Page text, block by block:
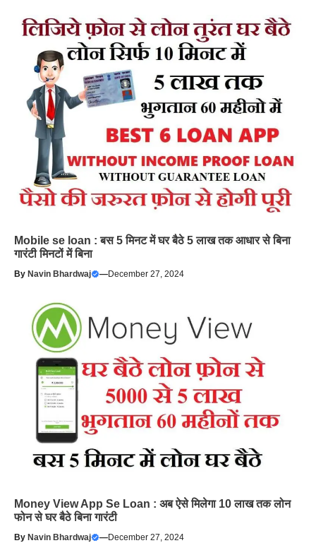
Mobile se loan : बस 5 मिनट में घर बैठे 5 लाख तक आधार से बिना
गारंटी मिनटों में बिना
By Navin Bhardwaj —December 27, 2024
Money View App Se Loan : अब ऐसे मिलेगा 10 लाख तक लोन
फोन से घर बैठे बिना गारंटी
By Navin Bhardwaj —December 27, 2024